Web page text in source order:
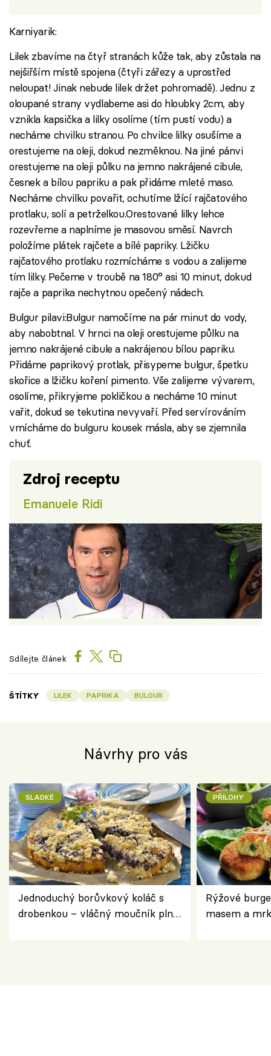
Karniyarik:
Lilek zbavíme na čtyř stranách kůže tak, aby zůstala na
nejšiřším místě spojena (čtyři zářezy a uprostřed
neloupat! Jinak nebude lilek držet pohromadě). Jednu z
oloupané strany vydlabeme asi do hloubky 2cm, aby
vznikla kapsička a lilky osolíme (tím pustí vodu) a
necháme chvilku stranou. Po chvilce lilky osušíme a
orestujeme na oleji, dokud nezměknou. Na jiné pánvi
orestujeme na oleji půlku na jemno nakrájené cibule,
česnek a bílou papriku a pak přidáme mleté maso.
Necháme chvilku povařit, ochutíme lžící rajčatového
protlaku, solí a petrželkou.Orestované lilky lehce
rozevřeme a naplníme je masovou směsí. Navrch
položíme plátek rajčete a bílé papriky. Lžičku
rajčatového protlaku rozmícháme s vodou a zalijeme
tím lilky. Pečeme v troubě na 180° asi 10 minut, dokud
rajče a paprika nechytnou opečený nádech.
Bulgur pilavi:Bulgur namočíme na pár minut do vody,
aby nabobtnal. V hrnci na oleji orestujeme půlku na
jemno nakrájené cibule a nakrájenou bílou papriku.
Přidáme paprikový protlak, přisypeme bulgur, špetku
skořice a lžičku koření pimento. Vše zalijeme vývarem,
osolíme, přikryjeme pokličkou a necháme 10 minut
vařit, dokud se tekutina nevyvaří. Před servírováním
vmícháme do bulguru kousek másla, aby se zjemnila
chuť.
Zdroj receptu
Emanuele Ridi
Sdílejte článek
ŠTÍTKY LILEK PAPRIKA BULGUR
Návrhy pro vás
SLADKÉ
Jednoduchý borůvkový koláč s
drobenkou – vláčný moučník plný
PŘÍLOHY
Rýžové
masem a